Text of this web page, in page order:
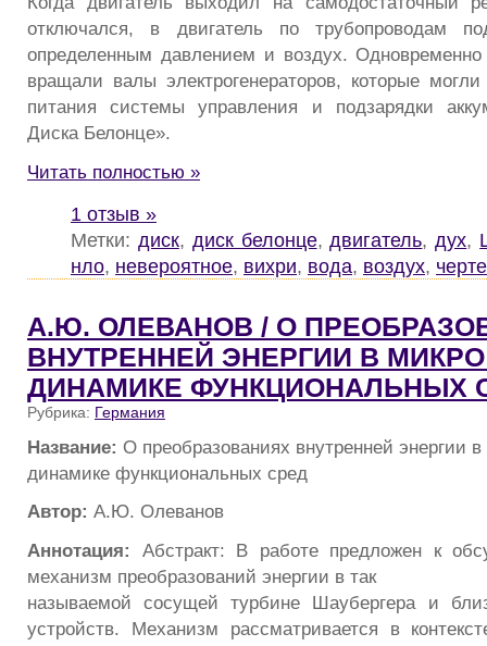
отключался, в двигатель по трубопроводам
определенным давлением и воздух. Одновременно
вращали валы электрогенераторов, которые
питания системы управления и подзарядки
Диска Белонце».
Читать полностью »
1 отзыв »
Метки: диск, диск белонце,двигатель,дух,
нло, невероятное, вихри, вода, воздух,
А.Ю. ОЛЕВАНОВ / О
ВНУТРЕННЕЙ ЭНЕРГИИ В
ДИНАМИКЕ ФУНКЦИОНАЛЬНЫХ
Рубрика: Германия
Название: О преобразованиях внутренней энергии
динамике функциональных сред
Автор: А.Ю. Олеванов
Аннотация: Абстракт: В работе предложен к
механизм преобразований энергии в так
называемой сосущей турбине Шаубергера и
устройств. Механизм рассматривается в